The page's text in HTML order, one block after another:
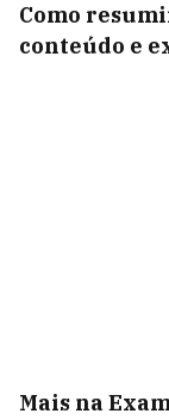
Como
conteúdo e
Mais na